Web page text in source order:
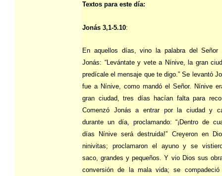
Textos para este día:
Jonás 3,1-5.10:
En aquellos días, vino la palabra del Señor
Jonás: “Levántate y vete a Nínive, la gran
predícale el mensaje que te digo.” Se levantó
fue a Nínive, como mandó el Señor. Nínive
gran ciudad, tres días hacían falta para
Comenzó Jonás a entrar por la ciudad y
durante un día, proclamando: “¡Dentro de
días Nínive será destruida!” Creyeron en
ninivitas; proclamaron el ayuno y se
saco, grandes y pequeños. Y vio Dios sus
conversión de la mala vida; se